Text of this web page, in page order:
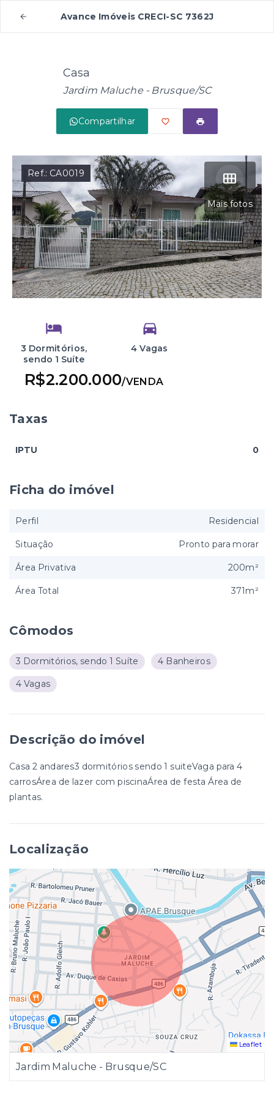
Avance Imóveis CRECI-SC 7362J
Casa
Jardim Maluche - Brusque/SC
Compartilhar
Mais fotos
Ref.: CA0019
3 Dormitórios,
sendo 1 Suíte
4 Vagas
R$2.200.000/VENDA
Cômodos
3 Dormitórios, sendo 1 Suíte 4 Banheiros
4 Vagas
Descrição do imóvel
Casa 2 andares3 dormitórios sendo 1 suiteVaga para 4
carrosÁrea de lazer com piscinaÁrea de festa Área de
plantas.
Localização
Leaflet
Jardim Maluche - Brusque/SC
Taxas
IPTU 0
Ficha do imóvel
Perfil Residencial
Situação Pronto para morar
Área Privativa 200m²
Área Total 371m²